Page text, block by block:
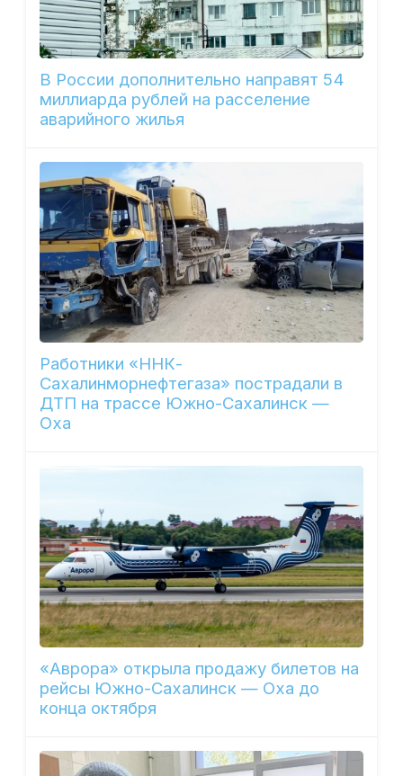
В России дополнительно направят 54
миллиарда рублей на расселение
аварийного жилья
Работники «ННК-
Сахалинморнефтегаза» пострадали в
ДТП на трассе Южно-Сахалинск —
Оха
«Аврора» открыла продажу билетов на
рейсы Южно-Сахалинск — Оха до
конца октября